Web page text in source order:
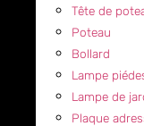
Tête de
Poteau
Bollard
Lampe
Lampe de
Plaque